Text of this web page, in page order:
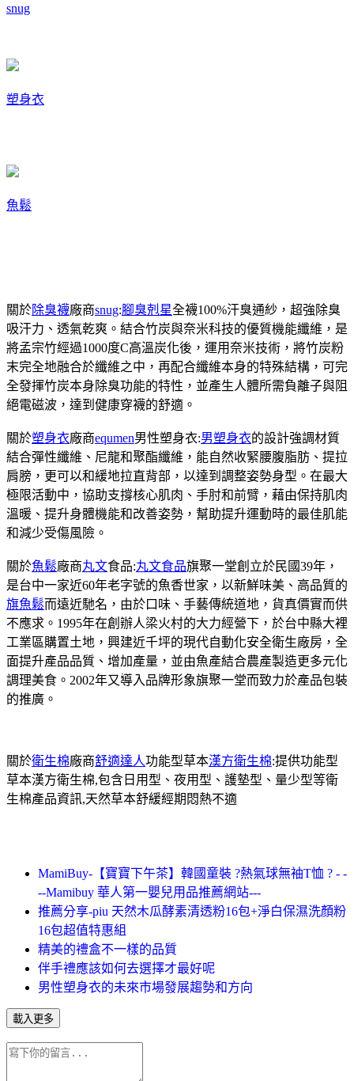
snug
塑身衣
魚鬆
關於除臭襪廠商snug:腳臭剋星全襪100%汗臭通紗，超強除臭
吸汗力、透氣乾爽。結合竹炭與奈米科技的優質機能纖維，是
將孟宗竹經過1000度C高溫炭化後，運用奈米技術，將竹炭粉
末完全地融合於纖維之中，再配合纖維本身的特殊結構，可完
全發揮竹炭本身除臭功能的特性，並產生人體所需負離子與阻
絕電磁波，達到健康穿襪的舒適。
關於塑身衣廠商equmen男性塑身衣:男塑身衣的設計強調材質
結合彈性纖維、尼龍和聚酯纖維，能自然收緊腰腹脂肪、提拉
肩膀，更可以和緩地拉直背部，以達到調整姿勢身型。在最大
極限活動中，協助支撐核心肌肉、手肘和前臂，藉由保持肌肉
溫暖、提升身體機能和改善姿勢，幫助提升運動時的最佳肌能
和減少受傷風險。
關於魚鬆廠商丸文食品:丸文食品旗聚一堂創立於民國39年，
是台中一家近60年老字號的魚香世家，以新鮮味美、高品質的
旗魚鬆而遠近馳名，由於口味、手藝傳統道地，貨真價實而供
不應求。1995年在創辦人梁火村的大力經營下，於台中縣大裡
工業區購置土地，興建近千坪的現代自動化安全衛生廠房，全
面提升產品品質、增加產量，並由魚產結合農產製造更多元化
調理美食。2002年又導入品牌形象旗聚一堂而致力於產品包裝
的推廣。
關於衛生棉廠商舒適達人功能型草本漢方衛生棉:提供功能型
草本漢方衛生棉,包含日用型、夜用型、護墊型、量少型等衛
生棉產品資訊,天然草本舒緩經期悶熱不適
MamiBuy-【寶寶下午茶】韓國童裝 ?熱氣球無袖T恤 ? - -
--Mamibuy 華人第一嬰兒用品推薦網站---
推薦分享-piu 天然木瓜酵素清透粉16包+淨白保濕洗顏粉
16包超值特惠組
精美的禮盒不一樣的品質
伴手禮應該如何去選擇才最好呢
男性塑身衣的未來市場發展趨勢和方向
載入更多